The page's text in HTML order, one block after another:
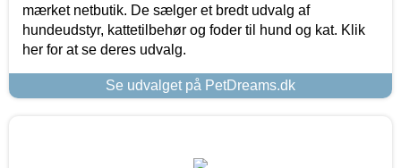
mærket netbutik. De sælger et bredt udvalg af
hundeudstyr, kattetilbehør og foder til hund og kat. Klik
her for at se deres udvalg.
Se udvalget på PetDreams.dk